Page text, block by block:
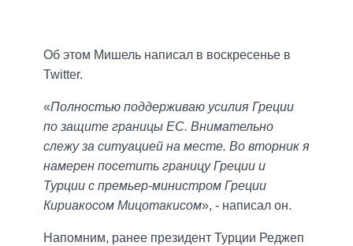
Об этом Мишель написал в воскресенье в
Twitter.
«Полностью поддерживаю усилия Греции
по защите границы ЕС. Внимательно
слежу за ситуацией на месте. Во вторник я
намерен посетить границу Греции и
Турции с премьер-министром Греции
Кириакосом Мицотакисом», - написал он.
Напомним, ранее президент Турции Реджеп